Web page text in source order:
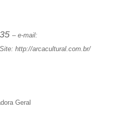
– e-mail:
Site: http://arcacultural.com.br/
Geral